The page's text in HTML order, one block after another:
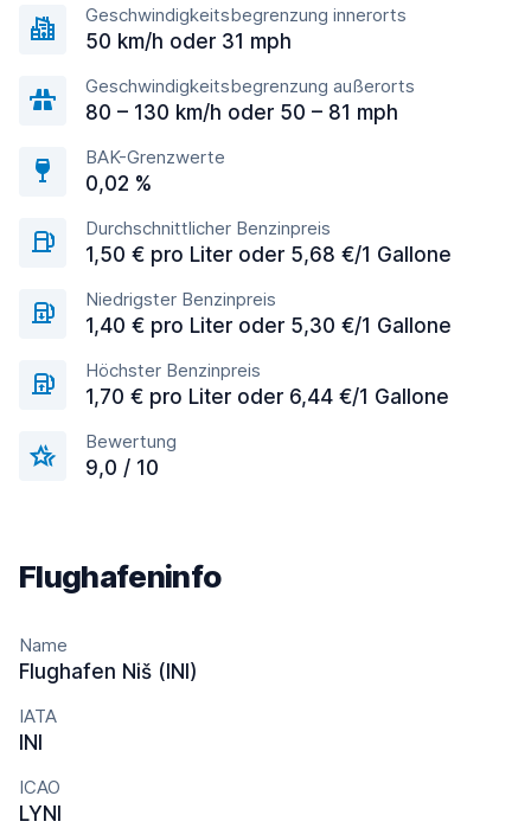
Geschwindigkeitsbegrenzung innerorts
50 km/h oder 31 mph
Geschwindigkeitsbegrenzung außerorts
80 – 130 km/h oder 50 – 81 mph
BAK-Grenzwerte
0,02 %
Durchschnittlicher Benzinpreis
1,50 € pro Liter oder 5,68 €/1 Gallone
Niedrigster Benzinpreis
1,40 € pro Liter oder 5,30 €/1 Gallone
Höchster Benzinpreis
1,70 € pro Liter oder 6,44 €/1 Gallone
Bewertung
9,0 / 10
Flughafeninfo
Name
Flughafen Niš (INI)
IATA
INI
ICAO
LYNI